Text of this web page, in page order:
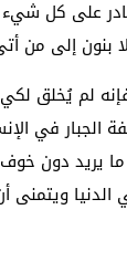
على كل
بنون إلى من
لم يُخلق
الجبار في
ما يريد دون
ويتمنى